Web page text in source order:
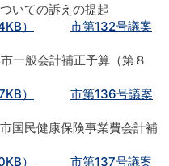
いての訴えの提起
）
市第132号議案
一般会計補正予算（第８
）
市第136号議案
国民健康保険事業費会計補
）
市第137号議案